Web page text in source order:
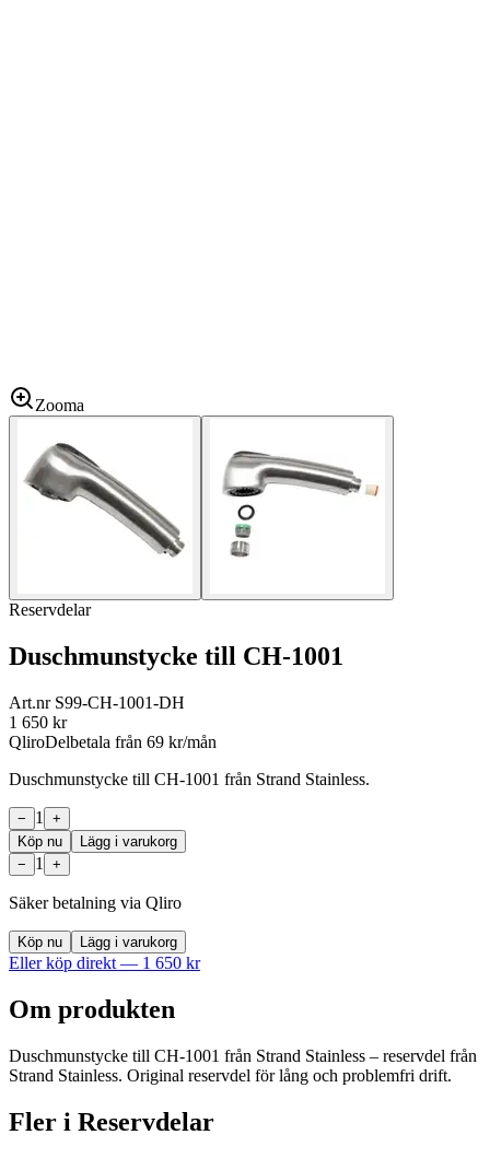
Zooma
Reservdelar
Duschmunstycke till CH-1001
Art.nr S99-CH-1001-DH
1 650 kr
QliroDelbetala från 69 kr/mån
Duschmunstycke till CH-1001 från Strand Stainless.
− 1
+
Köp nu
Lägg i varukorg
−
1 +
Säker betalning via Qliro
Köp nu Lägg i varukorg
Eller köp direkt — 1 650 kr
Om produkten
Duschmunstycke till CH-1001 från Strand Stainless – reservdel från
Strand Stainless. Original reservdel för lång och problemfri drift.
Fler i Reservdelar